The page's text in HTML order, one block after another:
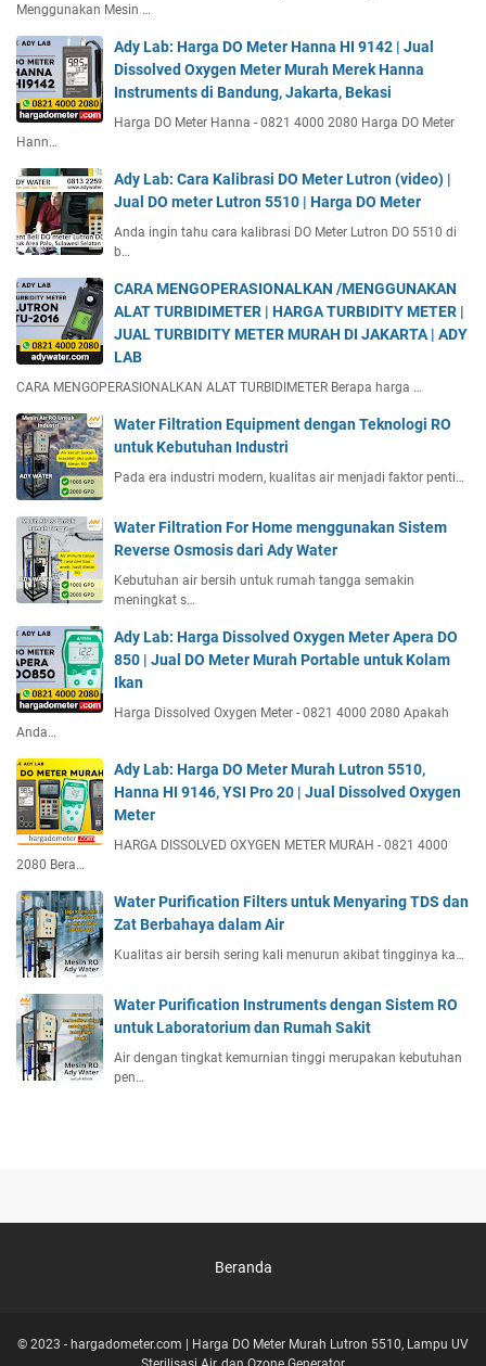
Menggunakan Mesin …
Ady Lab: Harga DO Meter Hanna HI 9142 | Jual
Dissolved Oxygen Meter Murah Merek Hanna
Instruments di Bandung, Jakarta, Bekasi
Harga DO Meter Hanna - 0821 4000 2080 Harga DO Meter
Hann…
Ady Lab: Cara Kalibrasi DO Meter Lutron (video) |
Jual DO meter Lutron 5510 | Harga DO Meter
Anda ingin tahu cara kalibrasi DO Meter Lutron DO 5510 di
b…
CARA MENGOPERASIONALKAN /MENGGUNAKAN
ALAT TURBIDIMETER | HARGA TURBIDITY METER |
JUAL TURBIDITY METER MURAH DI JAKARTA | ADY
LAB
CARA MENGOPERASIONALKAN ALAT TURBIDIMETER Berapa harga …
Water Filtration Equipment dengan Teknologi RO
untuk Kebutuhan Industri
Pada era industri modern, kualitas air menjadi faktor penti…
Water Filtration For Home menggunakan Sistem
Reverse Osmosis dari Ady Water
Kebutuhan air bersih untuk rumah tangga semakin
meningkat s…
Ady Lab: Harga Dissolved Oxygen Meter Apera DO
850 | Jual DO Meter Murah Portable untuk Kolam
Ikan
Harga Dissolved Oxygen Meter - 0821 4000 2080 Apakah
Anda…
Ady Lab: Harga DO Meter Murah Lutron 5510,
Hanna HI 9146, YSI Pro 20 | Jual Dissolved Oxygen
Meter
HARGA DISSOLVED OXYGEN METER MURAH - 0821 4000
2080 Bera…
Water Purification Filters untuk Menyaring TDS dan
Zat Berbahaya dalam Air
Kualitas air bersih sering kali menurun akibat tingginya ka…
Water Purification Instruments dengan Sistem RO
untuk Laboratorium dan Rumah Sakit
Air dengan tingkat kemurnian tinggi merupakan kebutuhan
pen…
Beranda
© 2023 - hargadometer.com | Harga DO Meter Murah Lutron 5510, Lampu UV